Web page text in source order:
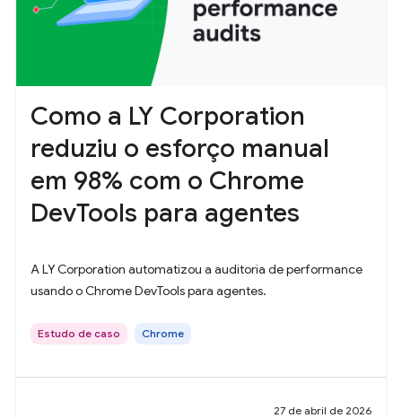
Como a LY Corporation
reduziu o esforço manual
em 98% com o Chrome
DevTools para agentes
A LY Corporation automatizou a auditoria de performance
usando o Chrome DevTools para agentes.
Estudo de caso Chrome
27 de abril de 2026